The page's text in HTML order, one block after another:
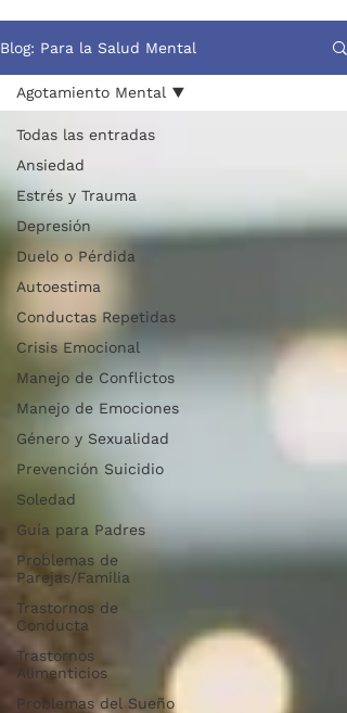
Blog: Para la Salud Mental
Todas las entradas
Ansiedad
Estrés y Trauma
Depresión
Duelo o Pérdida
Autoestima
Conductas Repetidas
Crisis Emocional
Manejo de Conflictos
Manejo de Emociones
Género y Sexualidad
Prevención Suicidio
Soledad
Guía para Padres
Problemas de
Parejas/Familia
Trastornos de
Conducta
Trastornos
Alimenticios
Problemas del Sueño
Agotamiento Mental